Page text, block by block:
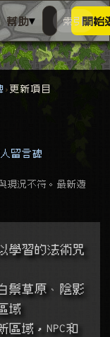
幫助▾
搜尋萬物
搜人物、
索引開始
更新項目
留言碑
現況不符。最新遊
學習的法術咒
鬃草原、陰影
域